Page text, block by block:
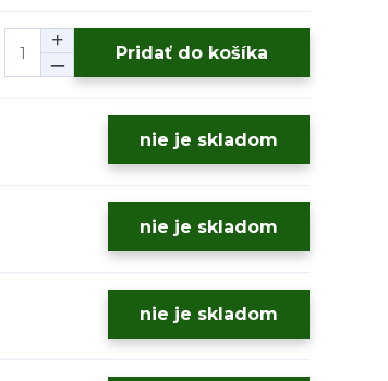
Pridať do košíka
nie je skladom
nie je skladom
nie je skladom